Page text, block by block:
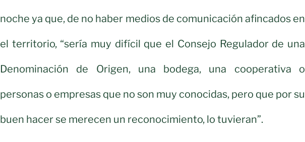
noche ya que, de no haber medios de comunicación afincados en
el territorio, “sería muy difícil que el Consejo Regulador de una
Denominación de Origen, una bodega, una cooperativa o
personas o empresas que no son muy conocidas, pero que por su
buen hacer se merecen un reconocimiento, lo tuvieran”.